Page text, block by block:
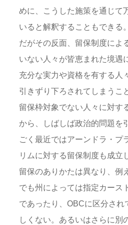
めに、こうした施策を通じて
いると解釈することもできる。
だがその反面、留保制度によ
いない人々が皆恵まれた境遇
充分な実力や資格を有する人
引きずり下ろされてしまうこ
留保枠対象でない人々に対す
から、しばしば政治的問題を
ごく最近ではアーンドラ・プ
リムに対する留保制度も成立
留保のありかたは異なり、例
でも州によっては指定カース
であったり、OBCに区分され
しくない。あるいはさらに別